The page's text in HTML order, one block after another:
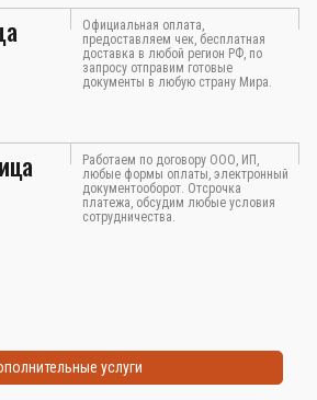
Официальная оплата,
предоставляем чек, бесплатная
доставка в любой регион РФ, по
запросу отправим готовые
документы в любую страну Мира.
Работаем по договору ООО, ИП,
любые формы оплаты, электронный
документооборот. Отсрочка
платежа, обсудим любые условия
сотрудничества.
услуги